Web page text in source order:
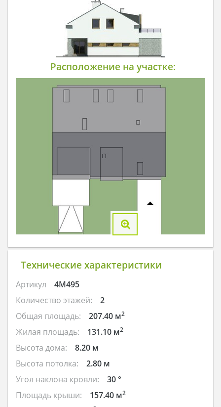
Расположение на участке:
Технические характеристики
Артикул
4M495
Количество этажей:
2
Общая площадь:
207.40 м2
Жилая площадь: 131.10 м2
Высота дома:
8.20 м
Высота потолка:
2.80 м
Угол наклона кровли:
30 °
Площадь крыши:
157.40 м2